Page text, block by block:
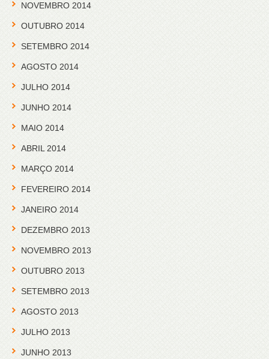
NOVEMBRO 2014
OUTUBRO 2014
SETEMBRO 2014
AGOSTO 2014
JULHO 2014
JUNHO 2014
MAIO 2014
ABRIL 2014
MARÇO 2014
FEVEREIRO 2014
JANEIRO 2014
DEZEMBRO 2013
NOVEMBRO 2013
OUTUBRO 2013
SETEMBRO 2013
AGOSTO 2013
JULHO 2013
JUNHO 2013